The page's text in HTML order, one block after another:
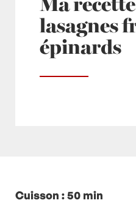
lasagnes
épinards
Posté à 21:00hin- Petits
Cuisson : 50 min